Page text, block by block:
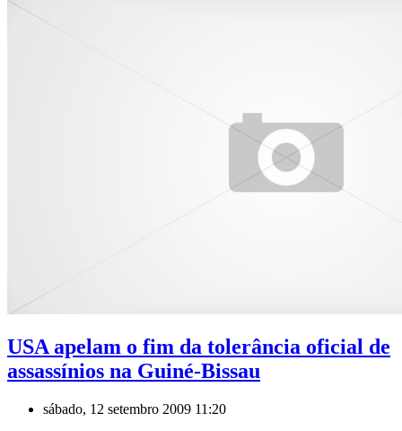
USA apelam o fim da tolerância oficial de
assassínios na Guiné-Bissau
sábado, 12 setembro 2009 11:20